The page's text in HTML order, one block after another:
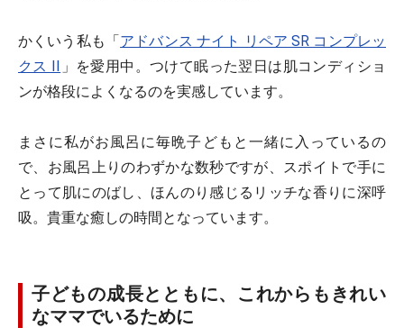
かくいう私も「アドバンス ナイト リペア SR コンプレッ
クス II 」を愛用中。つけて眠った翌日は肌コンディショ
ンが格段によくなるのを実感しています。
まさに私がお風呂に毎晩子どもと一緒に入っているの
で、お風呂上りのわずかな数秒ですが、スポイトで手に
とって肌にのばし、ほんのり感じるリッチな香りに深呼
吸。貴重な癒しの時間となっています。
子どもの成長とともに、これからもきれい
なママでいるために